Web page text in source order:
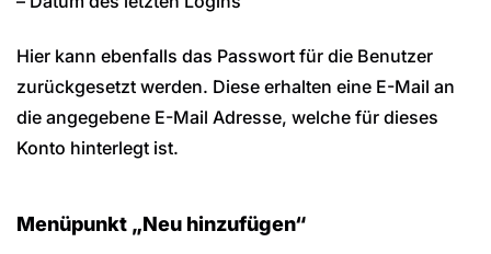
Hier kann ebenfalls das Passwort für die Benutzer
zurückgesetzt werden. Diese erhalten eine E-Mail an
die angegebene E-Mail Adresse, welche für dieses
Konto hinterlegt ist.
Menüpunkt „Neu hinzufügen“